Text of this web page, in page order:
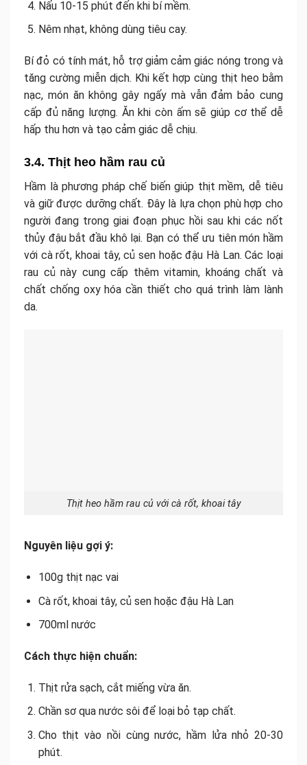
Nấu 10-15 phút đến khi bí mềm.
Nêm nhạt, không dùng tiêu cay.
Bí đỏ có tính mát, hỗ trợ giảm cảm giác nóng trong và
tăng cường miễn dịch. Khi kết hợp cùng thịt heo bằm
nạc, món ăn không gây ngấy mà vẫn đảm bảo cung
cấp đủ năng lượng. Ăn khi còn ấm sẽ giúp cơ thể dễ
hấp thu hơn và tạo cảm giác dễ chịu.
3.4. Thịt heo hầm rau củ
Hầm là phương pháp chế biến giúp thịt mềm, dễ tiêu
và giữ được dưỡng chất. Đây là lựa chọn phù hợp cho
người đang trong giai đoạn phục hồi sau khi các nốt
thủy đậu bắt đầu khô lại. Bạn có thể ưu tiên món hầm
với cà rốt, khoai tây, củ sen hoặc đậu Hà Lan. Các loại
rau củ này cung cấp thêm vitamin, khoáng chất và
chất chống oxy hóa cần thiết cho quá trình làm lành
da.
Thịt heo hầm rau củ với cà rốt, khoai tây
Nguyên liệu gợi ý:
100g thịt nạc vai
Cà rốt, khoai tây, củ sen hoặc đậu Hà Lan
700ml nước
Cách thực hiện chuẩn:
Thịt rửa sạch, cắt miếng vừa ăn.
Chần sơ qua nước sôi để loại bỏ tạp chất.
Cho thịt vào nồi cùng nước, hầm lửa nhỏ 20-30
phút.